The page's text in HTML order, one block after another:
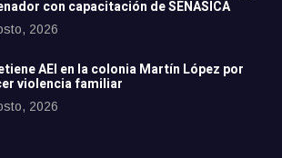
con capacitación de SENASICA
2026
AEI en la colonia Martín López por
violencia familiar
2026